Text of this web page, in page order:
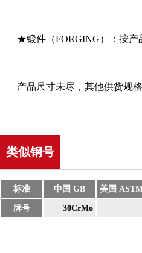
★锻件（FORGING）：按产
产品尺寸未尽，其他供货规
类似钢号
标准 中国 GB 美国
牌号 30CrMo